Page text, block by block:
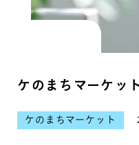
ケのまちマーケッ
ケのまちマーケット